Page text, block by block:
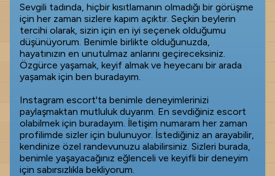
Sevgili tadında, hiçbir kısıtlamanın olmadığı bir görüşme
için her zaman sizlere kapım açıktır. Seçkin beylerin
tercihi olarak, sizin için en iyi seçenek olduğumu
düşünüyorum. Benimle birlikte olduğunuzda,
hayatınızın en unutulmaz anlarını geçireceksiniz.
Özgürce yaşamak, keyif almak ve heyecanı bir arada
yaşamak için ben buradayım.
Instagram escort'ta benimle deneyimlerinizi
paylaşmaktan mutluluk duyarım. En sevdiğiniz escort
olabilmek için buradayım. İletişim numaram her zaman
profilimde sizler için bulunuyor. İstediğiniz an arayabilir,
kendinize özel randevunuzu alabilirsiniz. Sizleri burada,
benimle yaşayacağınız eğlenceli ve keyifli bir deneyim
için sabırsızlıkla bekliyorum.